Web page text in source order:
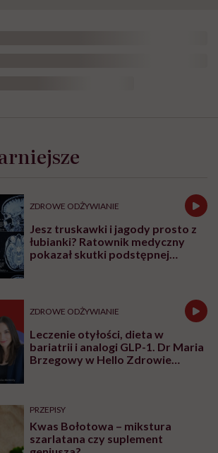
nie kolejna lista porad
ale szczera rozmowa o relacji
Taka, która może
zmienić w naszych głowach.
Stuhr, dietetyczka
autorka
pozytywnego jedzenia.
miłością?” przekonuje, że
o podstawowej,
jedzenia, jaką jest to, że
odżywiać”.